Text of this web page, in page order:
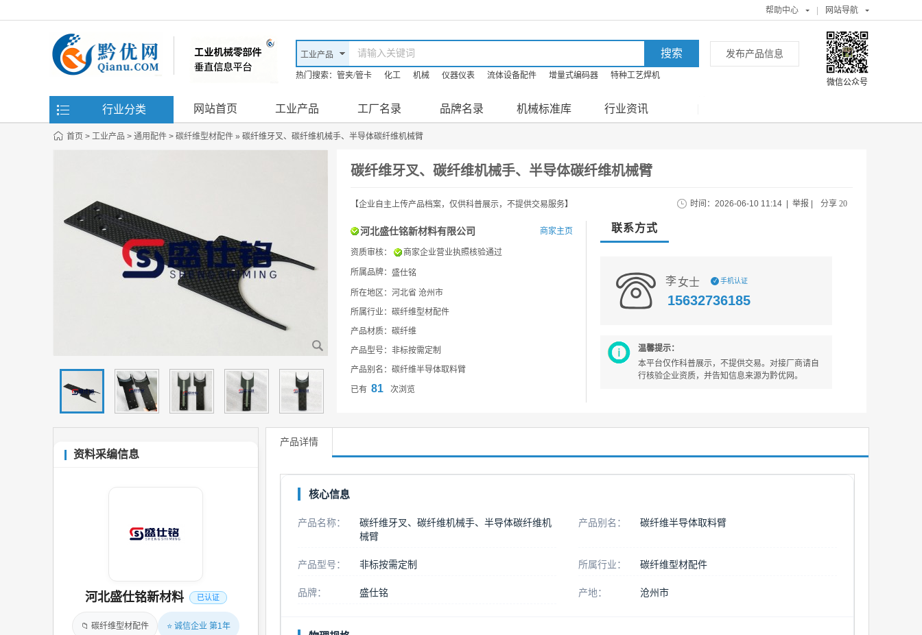
帮助中心 网站导航
热门搜索： 管夹/管卡 化工 机械 仪器仪表 流体设备配件 增量式编码器
特种工艺焊机
发布产品信息
微信公众号
行业分类 网站首页 工业产品 工厂名录 品牌名录 机械标准库 行业资讯
首页 > 工业产品 > 通用配件 > 碳纤维型材配件 » 碳纤维牙叉、碳纤维机械手、半导体碳纤维机械臂
碳纤维牙叉、碳纤维机械手、半导体碳纤维机械臂
【企业自主上传产品档案，仅供科普展示，不提供交易服务】 时间：2026-06-10 11:14 举报 分享 20
河北盛仕铭新材料有限公司 商家主页
资质审核： 商家企业营业执照核验通过
所属品牌： 盛仕铭
所在地区：河北省 沧州市
所属行业：碳纤维型材配件
产品材质：碳纤维
产品型号：非标按需定制
产品别名：碳纤维半导体取料臂
已有 81 次浏览
联系方式
李 女士 ✓ 手机认证
15632736185
温馨提示：
本平台仅作科普展示，不提供交易。对接厂商请自
行核验企业资质，并告知信息来源为黔优网。
资料采编信息
河北盛仕铭新材料 已认证
📁 碳纤维型材配件 ⭐ 诚信企业 第1年
产品详情
核心信息
产品名称：
碳纤维牙叉、碳纤维机械手、半导体碳纤维机
械臂
产品别名： 碳纤维半导体取料臂
产品型号： 非标按需定制 所属行业： 碳纤维型材配件
品牌： 盛仕铭 产地： 沧州市